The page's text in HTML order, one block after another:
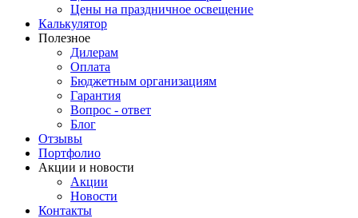
Цены на праздничное освещение
Калькулятор
Полезное
Дилерам
Оплата
Бюджетным организациям
Гарантия
Вопрос - ответ
Блог
Отзывы
Портфолио
Акции и новости
Акции
Новости
Контакты